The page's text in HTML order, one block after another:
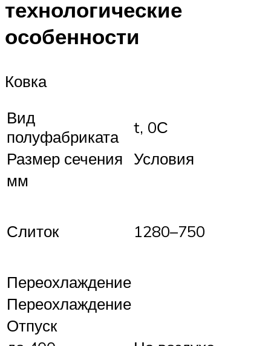
технологические
особенности
Ковка
Вид
полуфабриката
t, 0С
Размер сечения
Условия
мм
Слиток 1280–750
Переохлаждение
Переохлаждение
Отпуск